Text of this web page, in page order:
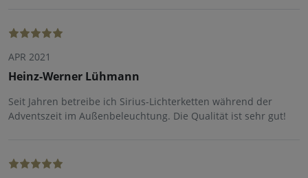
APR 2021
Heinz-Werner Lühmann
Seit Jahren betreibe ich Sirius-Lichterketten während der
Adventszeit im Außenbeleuchtung. Die Qualität ist sehr gut!